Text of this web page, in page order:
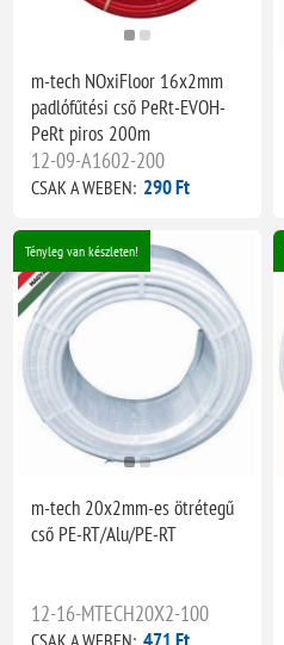
m-tech NOxiFloor 16x2mm
padlófűtési cső PeRt-EVOH-
PeRt piros 200m
12-09-A1602-200
CSAK A WEBEN: 290 Ft
Tényleg van készleten!
m-tech 20x2mm-es ötrétegű
cső PE-RT/Alu/PE-RT
12-16-MTECH20X2-100